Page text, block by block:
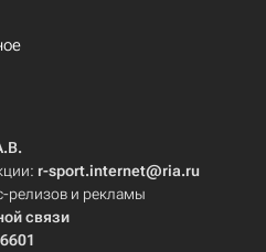
r-sport.internet@ria.ru
релизов и рекламы
связи